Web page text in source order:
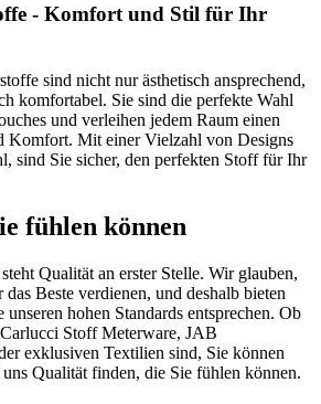
- Komfort und Stil für Ihr
sind nicht nur ästhetisch ansprechend,
komfortabel. Sie sind die perfekte Wahl
und verleihen jedem Raum einen
Komfort. Mit einer Vielzahl von Designs
sind Sie sicher, den perfekten Stoff für Ihr
fühlen können
Qualität an erster Stelle. Wir glauben,
Beste verdienen, und deshalb bieten
hohen Standards entsprechen. Ob
Stoff Meterware, JAB
exklusiven Textilien sind, Sie können
uns Qualität finden, die Sie fühlen können.